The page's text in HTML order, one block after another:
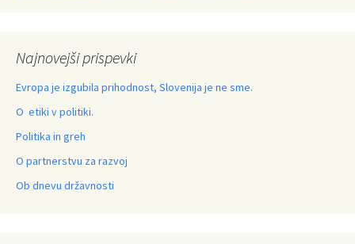
Najnovejši prispevki
Evropa je izgubila prihodnost, Slovenija je ne sme.
O etiki v politiki.
Politika in greh
O partnerstvu za razvoj
Ob dnevu državnosti